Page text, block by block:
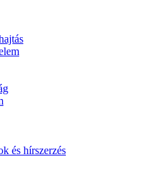
és hírszerzés